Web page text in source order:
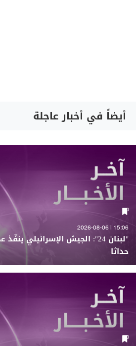
أيضاً في أخبار عاجلة
15:06 | 2026-08-06
"لبنان 24": الجيش الإسرائيلي
حداثا